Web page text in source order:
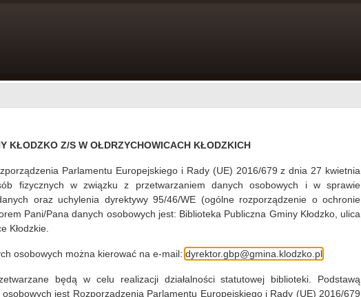
13.12.2018
czytaj więcej...
Kalendarium 2026
Biblioteka Centralna
Kalendarium 2018
Kalendarium 2019
KŁODZKO Z/S W OŁDRZYCHOWICACH KŁODZKICH
Parlamentu Europejskiego i Rady (UE) 2016/679 z dnia 27 kwietnia
fizycznych w związku z przetwarzaniem danych osobowych i w sprawie
oraz uchylenia dyrektywy 95/46/WE (ogólne rozporządzenie o ochronie
Pani/Pana danych osobowych jest: Biblioteka Publiczna Gminy Kłodzko, ulica
Kłodzkie.
osobowych można kierować na e-mail: dyrektor.gbp@gmina.klodzko.pl
będą w celu realizacji działalności statutowej biblioteki. Podstawą
jest Rozporządzenia Parlamentu Europejskiego i Rady (UE) 2016/679